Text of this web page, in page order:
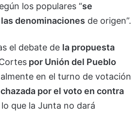
los populares “se
denominaciones de origen”.
el debate de la propuesta
por Unión del Pueblo
en el turno de votación
por el voto en contra
que la Junta no dará